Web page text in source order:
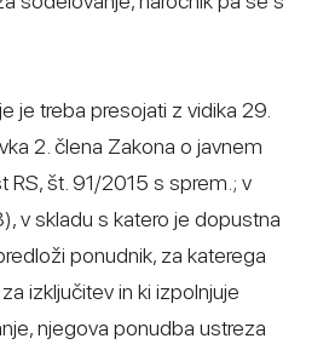
je treba presojati z vidika 29.
2. člena Zakona o javnem
RS, št. 91/2015 s sprem.; v
v skladu s katero je dopustna
ponudnik, za katerega
izključitev in ki izpolnjuje
njegova ponudba ustreza